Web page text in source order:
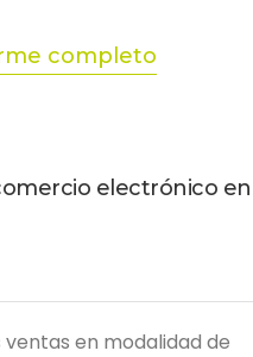
completo
electrónico en
en modalidad de